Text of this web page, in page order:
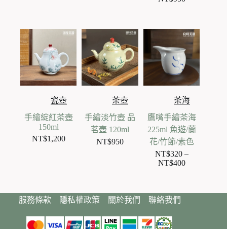
瓷壺
手繪綻紅茶壺
150ml
NT$1,200
茶壺
手繪淡竹壺 品
茗壺 120ml
NT$950
茶海
鷹嘴手繪茶海
225ml 魚遊/蘭
花/竹節/素色
NT$320 –
NT$400價
服務條款 隱私權政策 關於我們 聯絡我們